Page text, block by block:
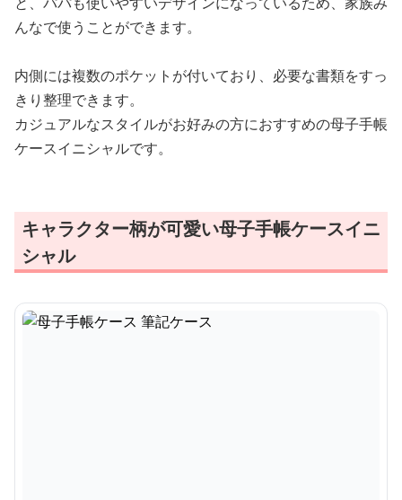
んなで使うことができます。
内側には複数のポケットが付いており、必要な書類をすっ
きり整理できます。
カジュアルなスタイルがお好みの方におすすめの母子手帳
ケースイニシャルです。
キャラクター柄が可愛い母子手帳ケースイニ
シャル